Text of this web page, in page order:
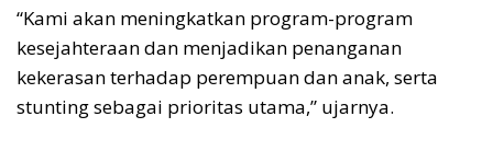
“Kami akan meningkatkan program-program
kesejahteraan dan menjadikan penanganan
kekerasan terhadap perempuan dan anak, serta
stunting sebagai prioritas utama,” ujarnya.